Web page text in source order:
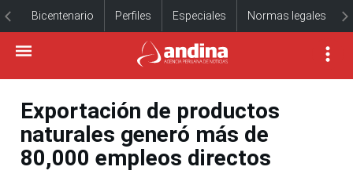
Bicentenario Perfiles Especiales Normas legales
Exportación de productos
naturales generó más de
80,000 empleos directos